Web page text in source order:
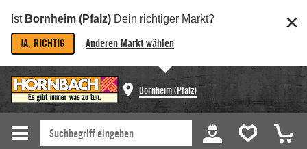
Ist Bornheim (Pfalz) Dein richtiger Markt?
JA, RICHTIG Anderen Markt wählen
Bornheim (Pfalz)